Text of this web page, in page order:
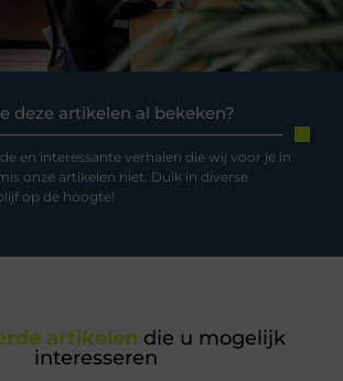
deze artikelen al bekeken?
en interessante verhalen die wij voor je in
onze artikelen niet. Duik in diverse
op de hoogte!
artikelen die u mogelijk
interesseren